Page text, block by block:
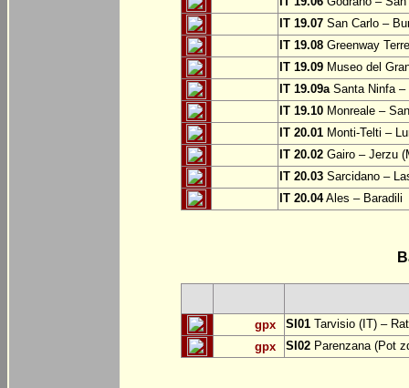
IT 19.07 San Carlo –
IT 19.08 Greenway
IT 19.09 Museo del
IT 19.09aSanta Ninfa –
IT 19.10 Monreale –
IT 20.01 Monti-Telti –
IT 20.02 Gairo – Jerzu
IT 20.03 Sarcidano –
IT 20.04Ales – Baradili
gpx SI01 Tarvisio (IT) –
gpx
SI02 Parenzana (Pot